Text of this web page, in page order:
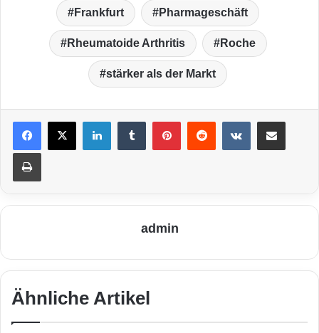
Frankfurt Pharmageschäft
Rheumatoide Arthritis Roche
stärker als der Markt
LinkedIn VKontakte
Drucken
admin
Ähnliche Artikel